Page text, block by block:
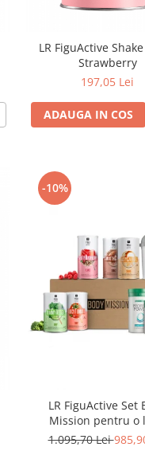
LR FiguActive
Strawberry
197,05 Lei
ADAUGA IN COS
-10%
LR FiguActive Set
Mission pentru o
1.095,70 Lei